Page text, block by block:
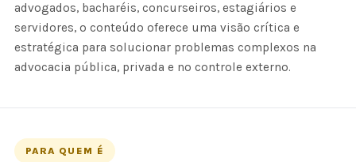
advogados, bacharéis, concurseiros, estagiários e
servidores, o conteúdo oferece uma visão crítica e
estratégica para solucionar problemas complexos na
advocacia pública, privada e no controle externo.
PARA QUEM É